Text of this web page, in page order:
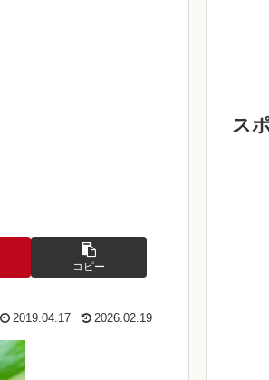
コピー
2019.04.17 2026.02.19
ス